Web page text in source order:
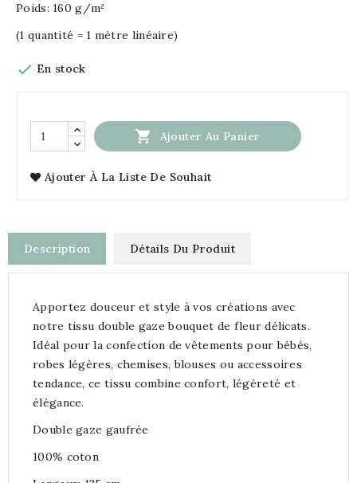
Poids: 160 g/m²
(1 quantité = 1 mètre linéaire)
 En stock
 Ajouter Au Panier
Ajouter À La Liste De Souhait
Description Détails Du Produit
Apportez douceur et style à vos créations avec
notre tissu double gaze bouquet de fleur délicats.
Idéal pour la confection de vêtements pour bébés,
robes légères, chemises, blouses ou accessoires
tendance, ce tissu combine confort, légèreté et
élégance.
Double gaze gaufrée
100% coton